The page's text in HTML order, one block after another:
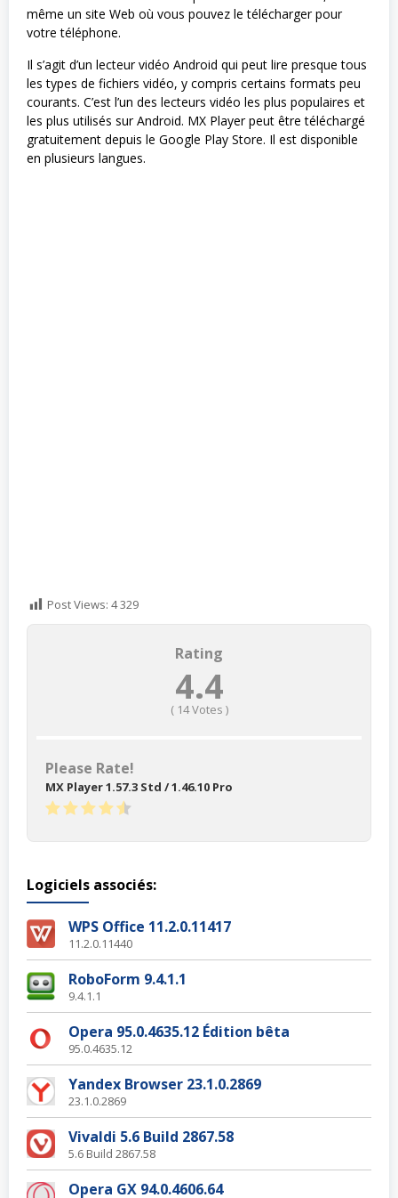
même un site Web où vous pouvez le télécharger pour
votre téléphone.
Il s’agit d’un lecteur vidéo Android qui peut lire presque tous
les types de fichiers vidéo, y compris certains formats peu
courants. C’est l’un des lecteurs vidéo les plus populaires et
les plus utilisés sur Android. MX Player peut être téléchargé
gratuitement depuis le Google Play Store. Il est disponible
en plusieurs langues.
Post Views: 4 329
Rating
4.4
( 14Votes )
Please Rate!
MX Player 1.57.3 Std / 1.46.10 Pro
Logiciels associés:
WPS Office 11.2.0.11417
11.2.0.11440
RoboForm 9.4.1.1
9.4.1.1
Opera 95.0.4635.12 Édition bêta
95.0.4635.12
Yandex Browser 23.1.0.2869
23.1.0.2869
Vivaldi 5.6 Build 2867.58
5.6 Build 2867.58
Opera GX 94.0.4606.64